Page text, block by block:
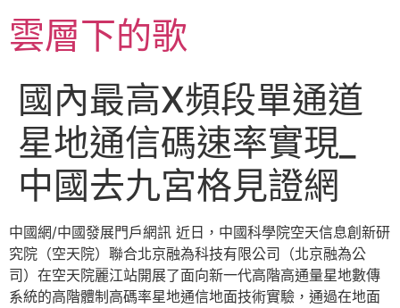
至雲層下的歌
國內最高X頻段單通道
星地通信碼速率實現_
中國去九宮格見證網
中國網/中國發展門戶網訊 近日，中國科學院空天信息創新研
究院（空天院）聯合北京融為科技有限公司（北京融為公
司）在空天院麗江站開展了面向新一代高階高通量星地數傳
系統的高階體制高碼率星地通信地面技術實驗，通過在地面